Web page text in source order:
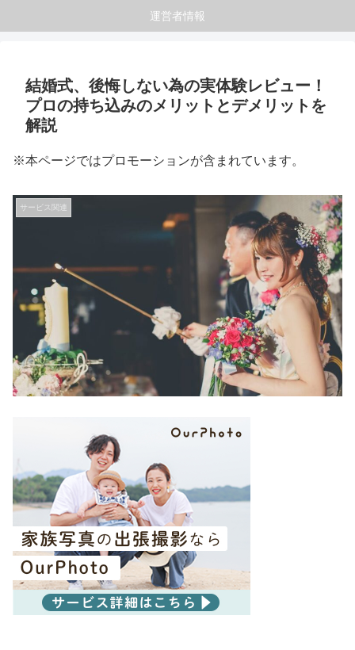
運営者情報
結婚式、後悔しない為の実体験レビュー！
プロの持ち込みのメリットとデメリットを
解説
※本ページではプロモーションが含まれています。
サービス関連